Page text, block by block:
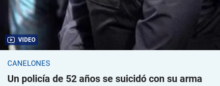
VIDEO
CANELONES
Un policía de 52 años se suicidó con su arma